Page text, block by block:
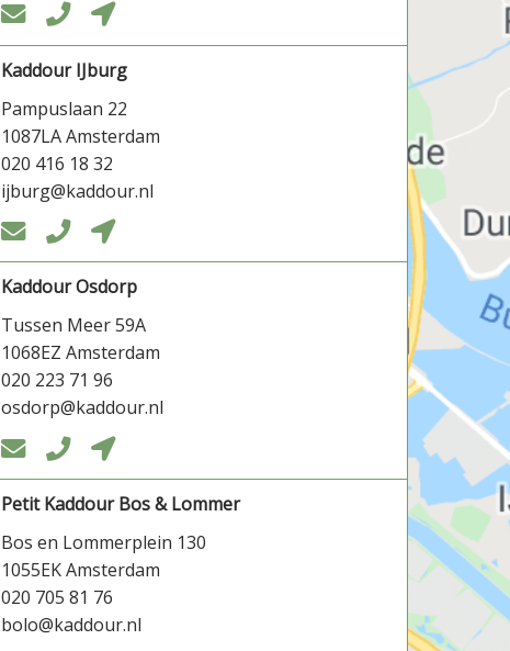
  
Kaddour IJburg
Pampuslaan 22
1087LA Amsterdam
020 416 18 32
ijburg@kaddour.nl
  
Kaddour Osdorp
Tussen Meer 59A
1068EZ Amsterdam
020 223 71 96
osdorp@kaddour.nl
  
Petit Kaddour Bos & Lommer
Bos en Lommerplein 130
1055EK Amsterdam
020 705 81 76
bolo@kaddour.nl